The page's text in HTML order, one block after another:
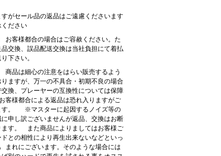
がセール品の返品はご遠慮くださいます
ください
お客様都合の場合はご容赦ください。た
品交換、誤品配送交換は当社負担にて着払
下さい。
品は細心の注意をはらい販売するよう
ますが、万一の不具合・初期不良の場合
換、プレーヤーの互換性については保障
様都合による返品は恐れ入りますがご
す。 ※マスターに起因するノイズ等の
申し訳ございませんが返品、交換はお断
ます。 また商品によりましてはお客様ご
との相性により再生出来ないなどといっ
まれにございます。そのような場合には